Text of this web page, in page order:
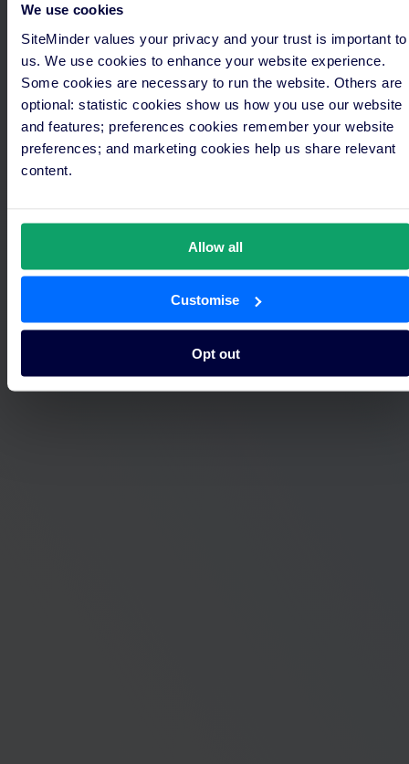
We use cookies
SiteMinder values your privacy and your trust is important to
us. We use cookies to enhance your website experience.
Some cookies are necessary to run the website. Others are
optional: statistic cookies show us how you use our website
and features; preferences cookies remember your website
preferences; and marketing cookies help us share relevant
content.
Allow all
Customise
Opt out
ขอบคุณสำหรับการลง
ทะเบียน
อีเมลยืนยันจะส่งไปยังกล่องจดหมายของคุณเร็วๆ นี้